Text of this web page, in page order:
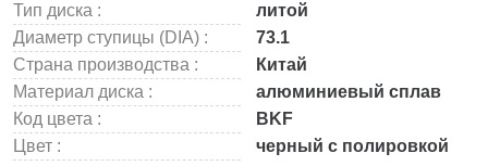
Тип диска :
литой
Диаметр ступицы (DIA) :
73.1
Страна производства :
Китай
Материал диска :
алюминиевый сплав
Код цвета :
BKF
Цвет :
черный с полировкой